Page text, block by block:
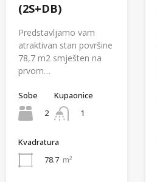
(2S+DB)
Predstavljamo vam
atraktivan stan površine
78,7 m2 smješten na
prvom…
Sobe
2
Kupaonice
1
Kvadratura
78.7 m²